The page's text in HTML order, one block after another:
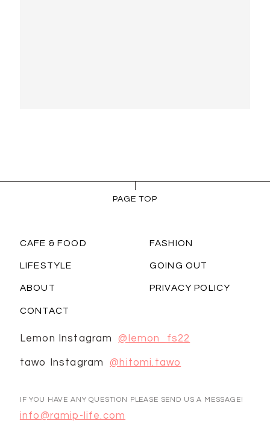
PAGE TOP
CAFE & FOOD FASHION
LIFESTYLE GOING OUT
ABOUT PRIVACY POLICY
CONTACT
Lemon Instagram @lemon_fs22
tawo Instagram @hitomi.tawo
IF YOU HAVE ANY QUESTION PLEASE SEND US A MESSAGE!
info@ramip-life.com